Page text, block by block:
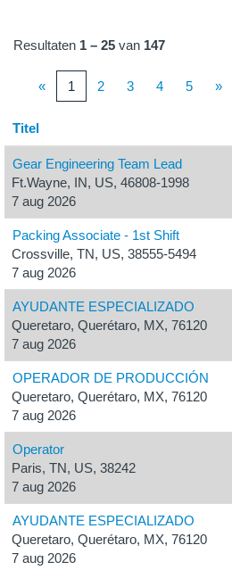
Resultaten 1 – 25 van 147
« 1 2 3 4 5 »
Titel
Gear Engineering Team Lead
Ft.Wayne, IN, US, 46808-1998
7 aug 2026
Packing Associate - 1st Shift
Crossville, TN, US, 38555-5494
7 aug 2026
AYUDANTE ESPECIALIZADO
Queretaro, Querétaro, MX, 76120
7 aug 2026
OPERADOR DE PRODUCCIÓN
Queretaro, Querétaro, MX, 76120
7 aug 2026
Operator
Paris, TN, US, 38242
7 aug 2026
AYUDANTE ESPECIALIZADO
Queretaro, Querétaro, MX, 76120
7 aug 2026